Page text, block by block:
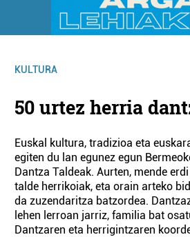
KULTURA
50 urtez herria
Euskal kultura, tradizioa eta
egiten du lan egunez egun
Dantza Taldeak. Aurten, mende
talde herrikoiak, eta orain arteko
da zuzendaritza batzordea.
lehen lerroan jarriz, familia bat
Dantzaren eta herrigintzaren